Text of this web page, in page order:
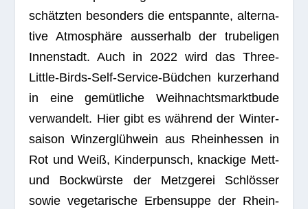
schätz­ten beson­ders die ent­spannte, alter­na­
tive Atmo­sphäre aus­ser­halb der tru­beli­gen
Innen­stadt. Auch in 2022 wird das Three-
Little-Birds-Self-Ser­vice-Büd­chen kur­zer­hand
in eine gemüt­li­che Weih­nachts­markt­bude
ver­wan­delt. Hier gibt es wäh­rend der Win­ter­
sai­son Win­zer­glüh­wein aus Rhein­hes­sen in
Rot und Weiß, Kin­der­punsch, kna­ckige Mett-
und Bock­würste der Metz­ge­rei Schlös­ser
sowie vege­ta­ri­sche Erben­suppe der Rhein­